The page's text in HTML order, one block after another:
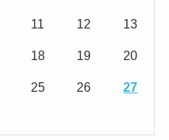
11 12 13
18 19 20
25 26 27